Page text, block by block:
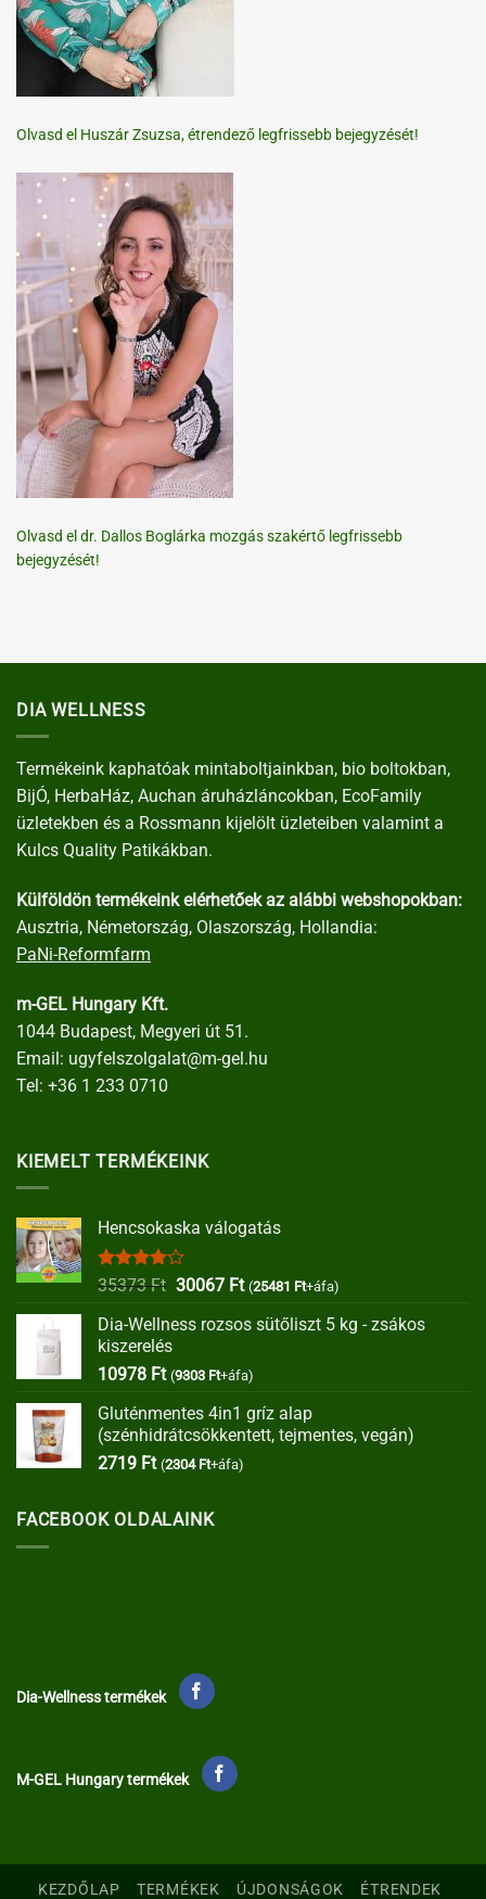
Olvasd el Huszár Zsuzsa, étrendező legfrissebb bejegyzését!
Olvasd el dr. Dallos Boglárka mozgás szakértő legfrissebb
bejegyzését!
DIA WELLNESS
Termékeink kaphatóak mintaboltjainkban, bio boltokban,
BijÓ, HerbaHáz, Auchan áruházláncokban, EcoFamily
üzletekben és a Rossmann kijelölt üzleteiben valamint a
Kulcs Quality Patikákban.
Külföldön termékeink elérhetőek az alábbi webshopokban:
Ausztria, Németország, Olaszország, Hollandia:
PaNi-Reformfarm
m-GEL Hungary Kft.
1044 Budapest, Megyeri út 51.
Email: ugyfelszolgalat@m-gel.hu
Tel: +36 1 233 0710
KIEMELT TERMÉKEINK
Hencsokaska válogatás
Értékelés:
35373Ft Original
was:
30067 FtCurrent
is:
(25481 Ft+áfa)
Dia-Wellness rozsos sütőliszt 5 kg - zsákos
kiszerelés
10978 Ft (9303 Ft+áfa)
Gluténmentes 4in1 gríz alap
(szénhidrátcsökkentett, tejmentes, vegán)
2719 Ft (2304 Ft+áfa)
FACEBOOK OLDALAINK
Dia-Wellness termékek
M-GEL Hungary termékek
KEZDŐLAP TERMÉKEK ÚJDONSÁGOK ÉTRENDEK